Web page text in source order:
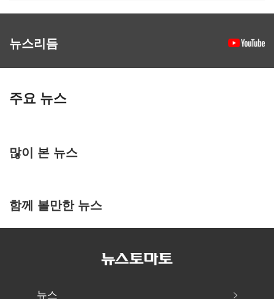
뉴스리듬
주요 뉴스
많이 본 뉴스
함께 볼만한 뉴스
뉴스